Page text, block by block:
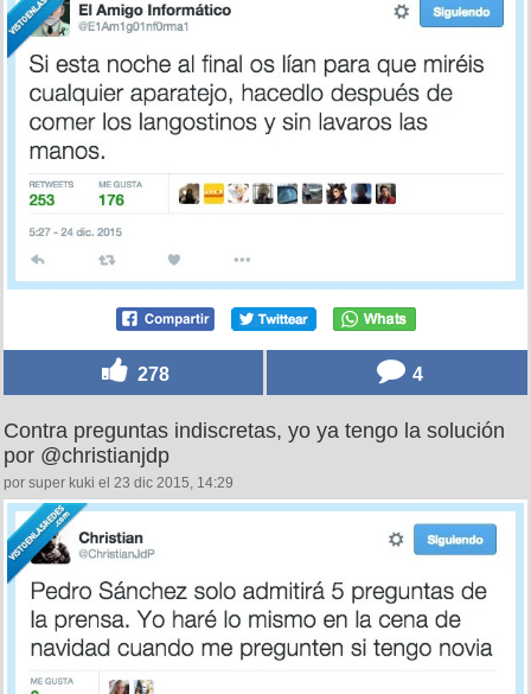
278 4
Contra preguntas indiscretas, yo ya tengo la solución
por @christianjdp
por super kuki el 23 dic 2015, 14:29